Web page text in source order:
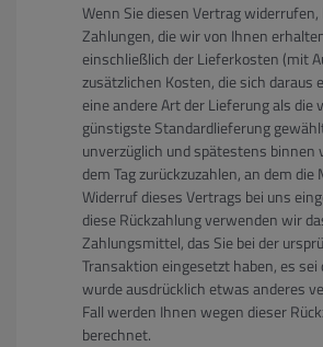
Wenn Sie diesen Vertrag
Zahlungen, die wir von Ihnen
einschließlich der Lieferkosten (mit
zusätzlichen Kosten, die sich daraus
eine andere Art der Lieferung als die
günstigste Standardlieferung
unverzüglich und spätestens binnen
dem Tag zurückzuzahlen, an dem
Widerruf dieses Vertrags bei uns
diese Rückzahlung verwenden wir
Zahlungsmittel, das Sie bei der
Transaktion eingesetzt haben, es
wurde ausdrücklich etwas anderes
Fall werden Ihnen wegen dieser
berechnet.